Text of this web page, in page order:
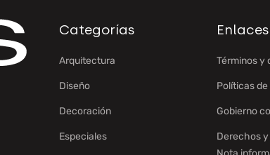
Categorías
Arquitectura
Diseño
Decoración
Especiales
Términos y
Políticas
Gobierno
Derechos